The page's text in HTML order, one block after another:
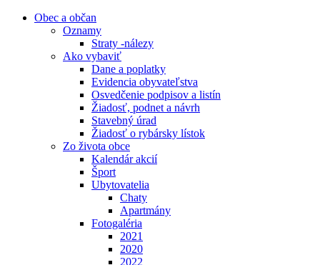
Obec a občan
Oznamy
Straty -nálezy
Ako vybaviť
Dane a poplatky
Evidencia obyvateľstva
Osvedčenie podpisov a listín
Žiadosť, podnet a návrh
Stavebný úrad
Žiadosť o rybársky lístok
Zo života obce
Kalendár akcií
Šport
Ubytovatelia
Chaty
Apartmány
Fotogaléria
2021
2020
2022